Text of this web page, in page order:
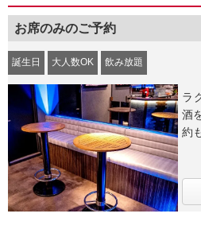
お席のみのご予約
誕生日 大人数OK 飲み放題
ラ
酒
約